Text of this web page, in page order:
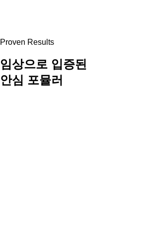
Proven Results
임상으로 입증된
안심 포뮬러